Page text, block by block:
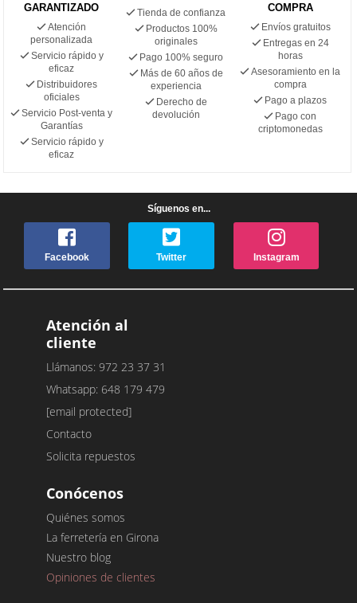
GARANTIZADO
Atención
personalizada
Servicio rápido y
eficaz
Distribuidores
oficiales
Servicio Post-venta y
Garantías
Servicio rápido y
eficaz
Tienda de confianza
Productos 100%
originales
Pago 100% seguro
Más de 60 años de
experiencia
Derecho de
devolución
COMPRA
Envíos gratuitos
Entregas en 24
horas
Asesoramiento en la
compra
Pago a plazos
Pago con
criptomonedas
Síguenos en...
Facebook Twitter Instagram
Atención al
cliente
Llámanos: 972 23 37 31
Whatsapp: 648 179 479
[email protected]
Contacto
Solicita repuestos
Conócenos
Quiénes somos
La ferretería en Girona
Nuestro blog
Opiniones de clientes